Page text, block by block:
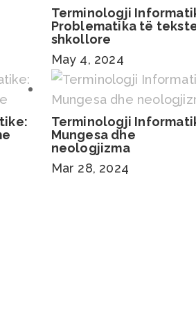
Terminologji
Problematika të
shkollore
May 4, 2024
Terminologji
Mungesa dhe
neologjizma
Mar 28, 2024